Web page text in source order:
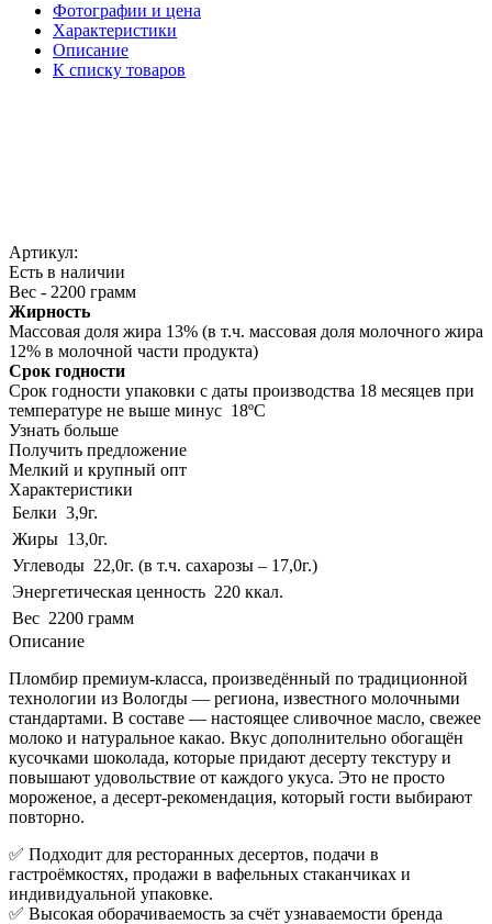
Фотографии и цена
Характеристики
Описание
К списку товаров
Артикул:
Есть в наличии
Вес - 2200 грамм
Жирность
Массовая доля жира 13% (в т.ч. массовая доля молочного жира
12% в молочной части продукта)
Срок годности
Срок годности упаковки с даты производства 18 месяцев при
температуре не выше минус 18ºС
Узнать больше
Получить предложение
Мелкий и крупный опт
Характеристики
Белки 3,9г.
Жиры 13,0г.
Углеводы 22,0г. (в т.ч. сахарозы – 17,0г.)
Энергетическая ценность 220 ккал.
Вес 2200 грамм
Описание
Пломбир премиум-класса, произведённый по традиционной
технологии из Вологды — региона, известного молочными
стандартами. В составе — настоящее сливочное масло, свежее
молоко и натуральное какао. Вкус дополнительно обогащён
кусочками шоколада, которые придают десерту текстуру и
повышают удовольствие от каждого укуса. Это не просто
мороженое, а десерт-рекомендация, который гости выбирают
повторно.
✅ Подходит для ресторанных десертов, подачи в
гастроёмкостях, продажи в вафельных стаканчиках и
индивидуальной упаковке.
✅ Высокая оборачиваемость за счёт узнаваемости бренда